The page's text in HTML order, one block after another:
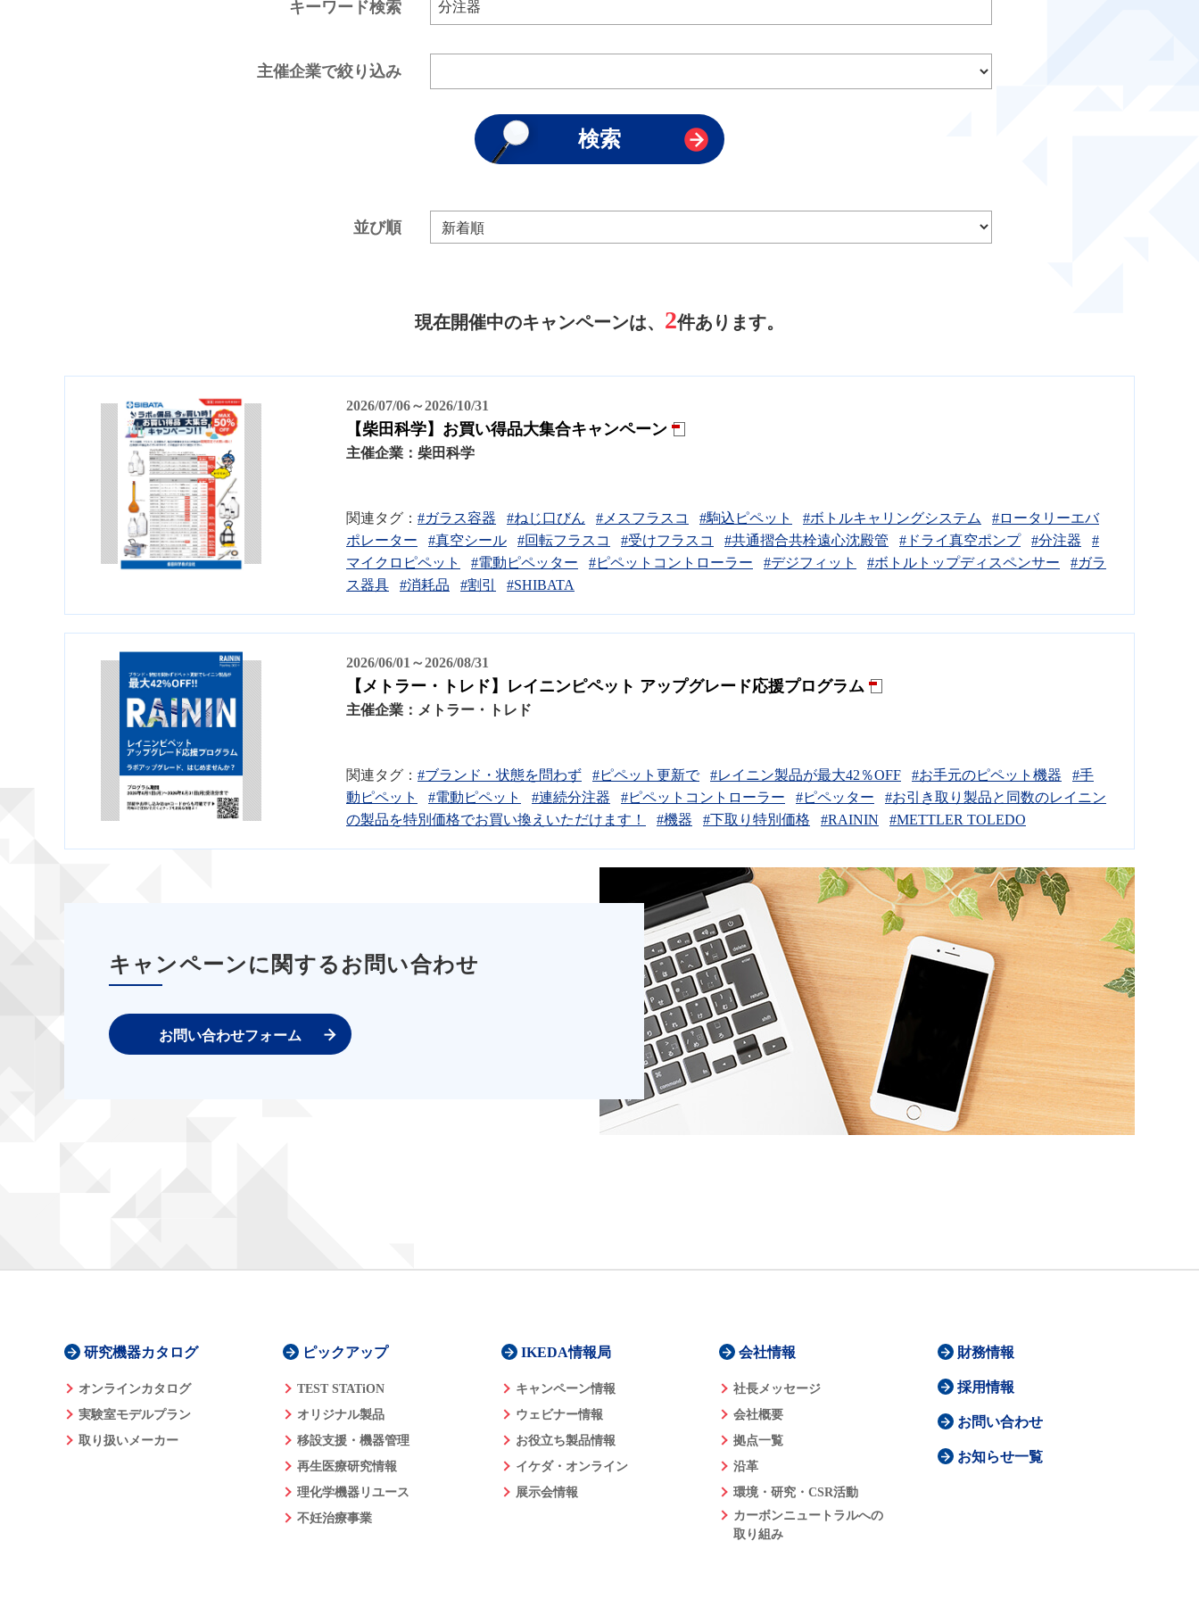
キーワード検索
主催企業で絞り込み
並び順
現在開催中のキャンペーンは、 2件あります。
2026/07/06～2026/10/31
【柴田科学】お買い得品大集合キャンペーン
主催企業： 柴田科学
関連タグ： #ガラス容器 #ねじ口びん #メスフラスコ #駒込ピペット #ボトルキャリングシステム
#ロータリーエバ
ポレーター
#真空シール #回転フラスコ #受けフラスコ #共通摺合共栓遠心沈殿管 #ドライ真空ポンプ #分注器
#
マイクロピペット
#電動ピペッター #ピペットコントローラー #デジフィット #ボトルトップディスペンサー
#ガラ
ス器具
#消耗品 #割引 #SHIBATA
2026/06/01～2026/08/31
【メトラー・トレド】レイニンピペット アップグレード応援プログラム
主催企業： メトラー・トレド
関連タグ： #ブランド・状態を問わず #ピペット更新で #レイニン製品が最大42％OFF #お手元のピペット機器
#手
動ピペット
#電動ピペット #連続分注器 #ピペットコントローラー #ピペッター
#お引き取り製品と同数のレイニン
の製品を特別価格でお買い換えいただけます！
#機器 #下取り特別価格 #RAININ #METTLER TOLEDO
キャンペーンに関するお問い合わせ
お問い合わせフォーム
研究機器カタログ
オンラインカタログ
実験室モデルプラン
取り扱いメーカー
ピックアップ
TEST STATiON
オリジナル製品
移設支援・機器管理
再生医療研究情報
理化学機器リユース
不妊治療事業
IKEDA情報局
キャンペーン情報
ウェビナー情報
お役立ち製品情報
イケダ・オンライン
展示会情報
会社情報
社長メッセージ
会社概要
拠点一覧
沿革
環境・研究・CSR活動
カーボンニュートラルへの
取り組み
財務情報
採用情報
お問い合わせ
お知らせ一覧